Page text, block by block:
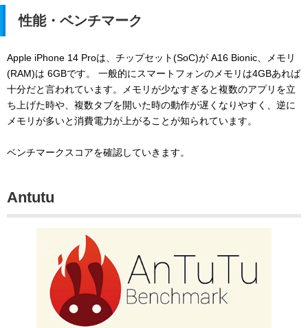
性能・ベンチマーク
Apple iPhone 14 Proは、チップセット(SoC)が A16 Bionic、メモリ
(RAM)は 6GBです。 一般的にスマートフォンのメモリは4GBあれば
十分だと言われています。メモリが少なすぎると複数のアプリを立
ち上げた時や、複数タブを開いた時の動作が遅くなりやすく、逆に
メモリが多いと消費電力が上がることが知られています。
ベンチマークスコアを確認していきます。
Antutu